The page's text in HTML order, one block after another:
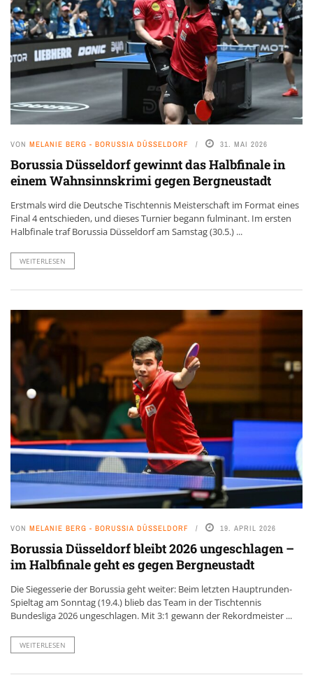
VON MELANIE BERG - BORUSSIA DÜSSELDORF 31. MAI 2026
Borussia Düsseldorf gewinnt das Halbfinale in
einem Wahnsinnskrimi gegen Bergneustadt
Erstmals wird die Deutsche Tischtennis Meisterschaft im Format eines
Final 4 entschieden, und dieses Turnier begann fulminant. Im ersten
Halbfinale traf Borussia Düsseldorf am Samstag (30.5.) ...
WEITERLESEN
VON MELANIE BERG - BORUSSIA DÜSSELDORF 19. APRIL 2026
Borussia Düsseldorf bleibt 2026 ungeschlagen –
im Halbfinale geht es gegen Bergneustadt
Die Siegesserie der Borussia geht weiter: Beim letzten Hauptrunden-
Spieltag am Sonntag (19.4.) blieb das Team in der Tischtennis
Bundesliga 2026 ungeschlagen. Mit 3:1 gewann der Rekordmeister ...
WEITERLESEN